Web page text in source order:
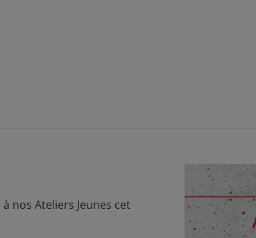
nos Ateliers Jeunes cet